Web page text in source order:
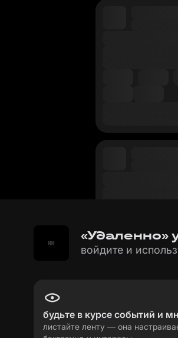
«Удаленно»
войдите и
будьте в курсе событий и
листайте ленту — она